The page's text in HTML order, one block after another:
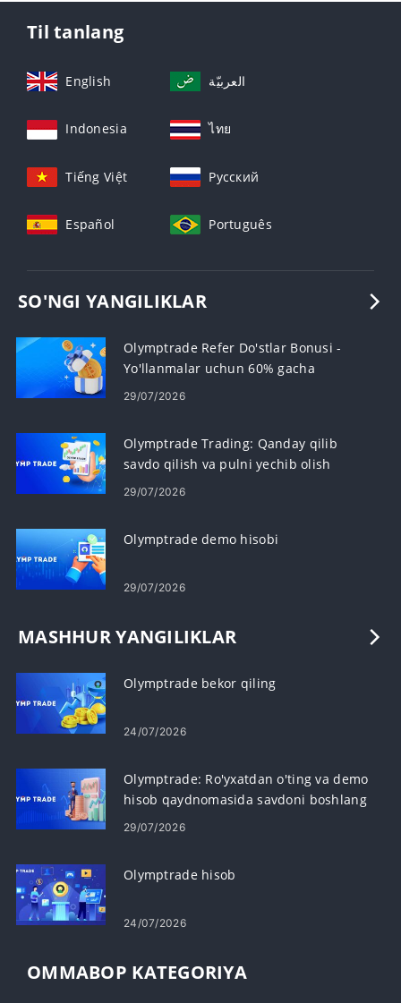
Til tanlang
English العربيّة
Indonesia ไทย
Tiếng Việt Русский
Español Português
SO'NGI YANGILIKLAR
Olymptrade Refer Do'stlar Bonusi -
Yo'llanmalar uchun 60% gacha
komissiya oling
29/07/2026
Olymptrade Trading: Qanday qilib
savdo qilish va pulni yechib olish
29/07/2026
Olymptrade demo hisobi
29/07/2026
MASHHUR YANGILIKLAR
Olymptrade bekor qiling
24/07/2026
Olymptrade: Ro'yxatdan o'ting va demo
hisob qaydnomasida savdoni boshlang
29/07/2026
Olymptrade hisob
24/07/2026
OMMABOP KATEGORIYA